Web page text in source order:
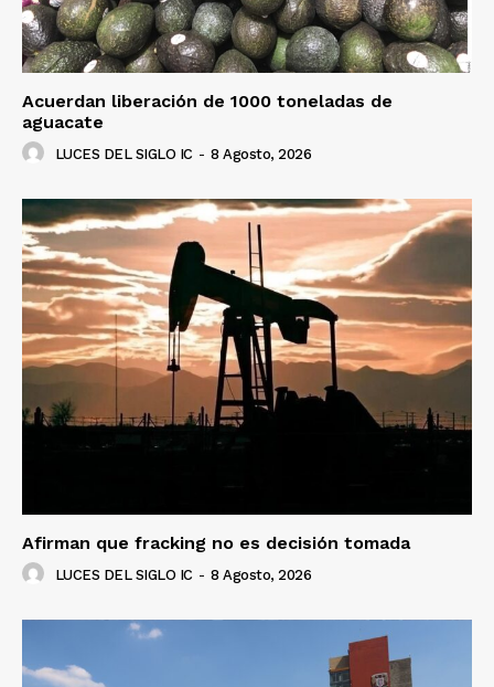
Acuerdan liberación de 1000 toneladas de
aguacate
LUCES DEL SIGLO IC - 8 Agosto, 2026
Afirman que fracking no es decisión tomada
LUCES DEL SIGLO IC - 8 Agosto, 2026